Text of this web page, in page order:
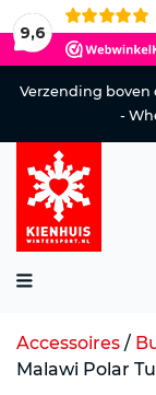
9,6
Verzending boven
-
Accessoires /
Malawi Polar